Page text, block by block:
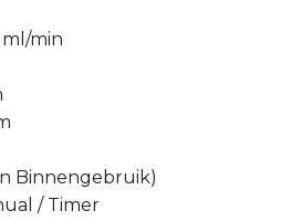
min
Binnengebruik)
/ Timer